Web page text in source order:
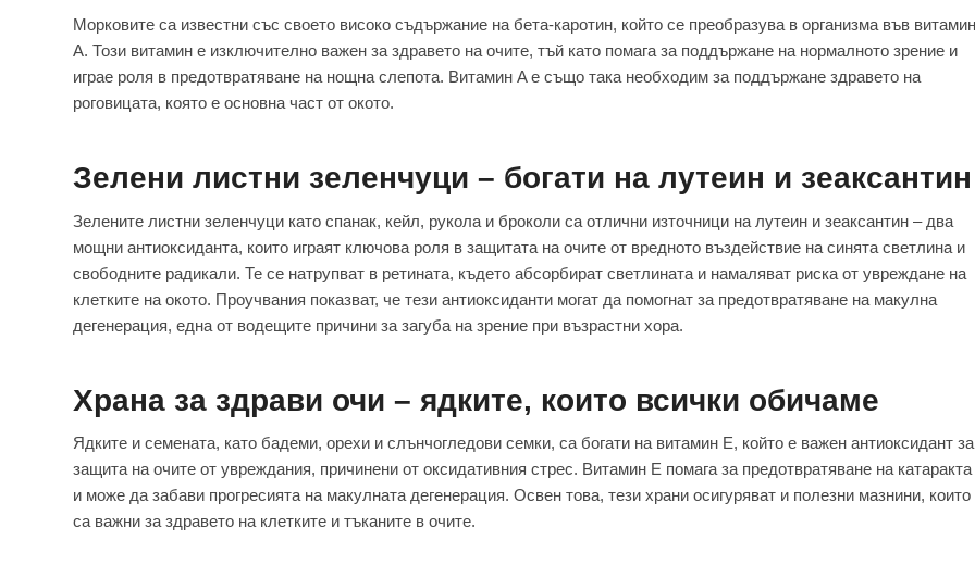
Морковите са известни със своето високо съдържание на бета-каротин, който се преобразува в организма във витамин
A. Този витамин е изключително важен за здравето на очите, тъй като помага за поддържане на нормалното зрение и
играе роля в предотвратяване на нощна слепота. Витамин A е също така необходим за поддържане здравето на
роговицата, която е основна част от окото.
Зелени листни зеленчуци – богати на лутеин и зеаксантин
Зелените листни зеленчуци като спанак, кейл, рукола и броколи са отлични източници на лутеин и зеаксантин – два
мощни антиоксиданта, които играят ключова роля в защитата на очите от вредното въздействие на синята светлина и
свободните радикали. Те се натрупват в ретината, където абсорбират светлината и намаляват риска от увреждане на
клетките на окото. Проучвания показват, че тези антиоксиданти могат да помогнат за предотвратяване на макулна
дегенерация, една от водещите причини за загуба на зрение при възрастни хора.
Храна за здрави очи – ядките, които всички обичаме
Ядките и семената, като бадеми, орехи и слънчогледови семки, са богати на витамин E, който е важен антиоксидант за
защита на очите от увреждания, причинени от оксидативния стрес. Витамин E помага за предотвратяване на катаракта
и може да забави прогресията на макулната дегенерация. Освен това, тези храни осигуряват и полезни мазнини, които
са важни за здравето на клетките и тъканите в очите.